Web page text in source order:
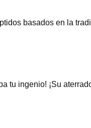
basados ​​en la
tu ingenio! ¡Su